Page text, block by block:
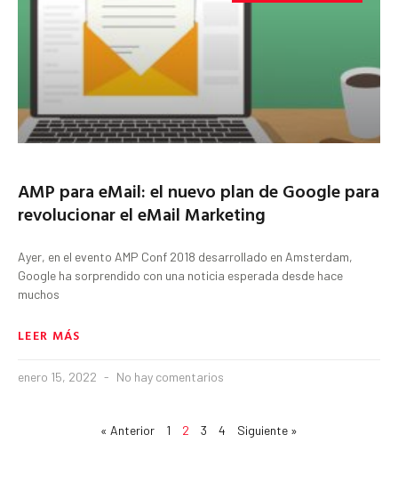
AMP para eMail: el nuevo plan de Google para
revolucionar el eMail Marketing
Ayer, en el evento AMP Conf 2018 desarrollado en Amsterdam,
Google ha sorprendido con una noticia esperada desde hace
muchos
LEER MÁS
enero 15, 2022 No hay comentarios
« Anterior 1 2 3 4 Siguiente »